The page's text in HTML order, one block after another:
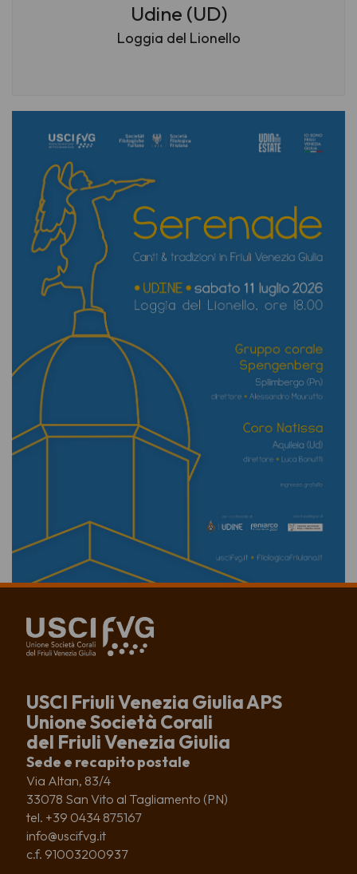
Udine (UD)
Loggia del Lionello
USCI Friuli Venezia Giulia APS
Unione Società Corali
del Friuli Venezia Giulia
Sede e recapito postale
Via Altan, 83/4
33078 San Vito al Tagliamento (PN)
tel. +39 0434 875167
info@uscifvg.it
c.f. 91003200937